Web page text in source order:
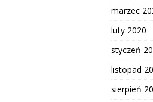
marzec
luty 2020
styczeń
listopad
sierpień